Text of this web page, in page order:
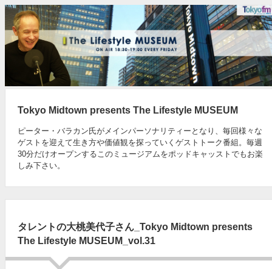
Tokyo Midtown presents The Lifestyle MUSEUM
ピーター・バラカン氏がメインパーソナリティーとなり、毎回様々な
ゲストを迎えて生き方や価値観を探っていくゲストトーク番組。毎週
30分だけオープンするこのミュージアムをポッドキャッストでもお楽
しみ下さい。
タレントの大桃美代子さん_Tokyo Midtown presents
The Lifestyle MUSEUM_vol.31